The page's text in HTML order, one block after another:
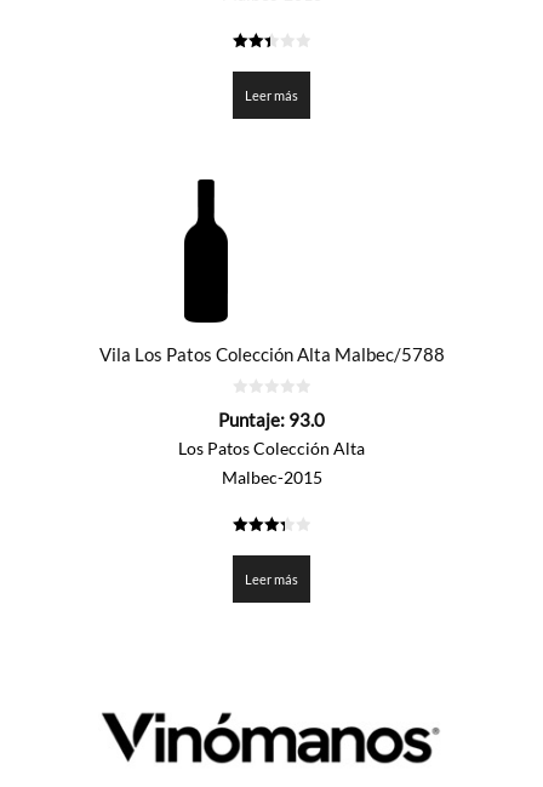
de 5
Leer más
Vila Los Patos Colección Alta Malbec/5788
de
Puntaje: 93.0
Los Patos Colección Alta
Malbec-2015
de 5
Leer más